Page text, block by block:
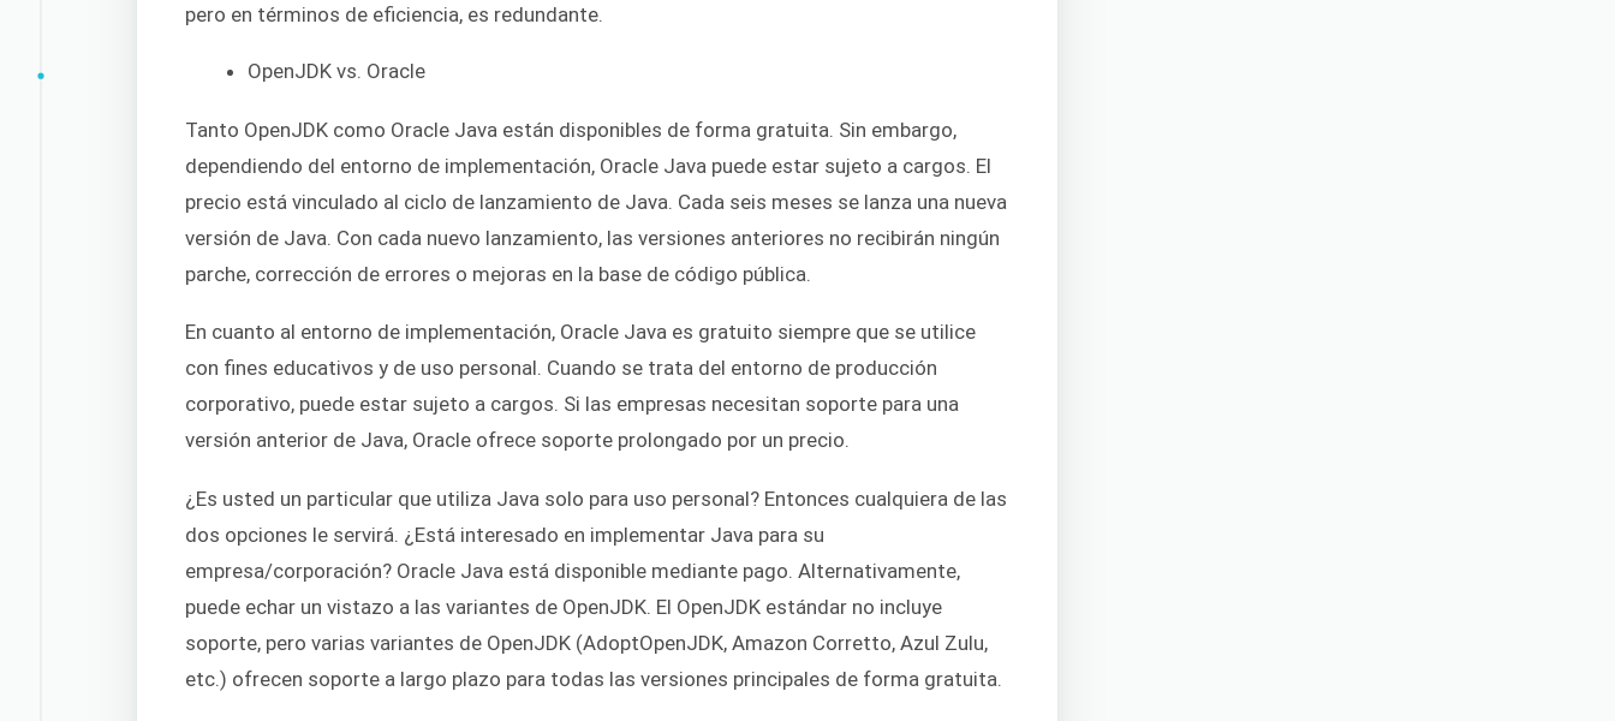
pero en términos de eficiencia, es redundante.
OpenJDK vs. Oracle
Tanto OpenJDK como Oracle Java están disponibles de forma gratuita. Sin embargo,
dependiendo del entorno de implementación, Oracle Java puede estar sujeto a cargos. El
precio está vinculado al ciclo de lanzamiento de Java. Cada seis meses se lanza una nueva
versión de Java. Con cada nuevo lanzamiento, las versiones anteriores no recibirán ningún
parche, corrección de errores o mejoras en la base de código pública.
En cuanto al entorno de implementación, Oracle Java es gratuito siempre que se utilice
con fines educativos y de uso personal. Cuando se trata del entorno de producción
corporativo, puede estar sujeto a cargos. Si las empresas necesitan soporte para una
versión anterior de Java, Oracle ofrece soporte prolongado por un precio.
¿Es usted un particular que utiliza Java solo para uso personal? Entonces cualquiera de las
dos opciones le servirá. ¿Está interesado en implementar Java para su
empresa/corporación? Oracle Java está disponible mediante pago. Alternativamente,
puede echar un vistazo a las variantes de OpenJDK. El OpenJDK estándar no incluye
soporte, pero varias variantes de OpenJDK (AdoptOpenJDK, Amazon Corretto, Azul Zulu,
etc.) ofrecen soporte a largo plazo para todas las versiones principales de forma gratuita.